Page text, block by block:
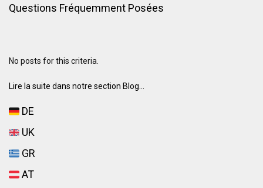
Questions Fréquemment Posées
No posts for this criteria.
Lire la suite dans notre section Blog...
DE
UK
GR
AT